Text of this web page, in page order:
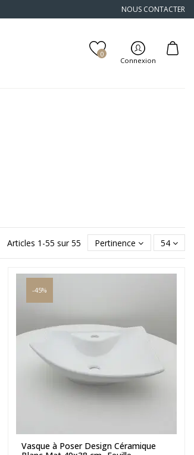
NOUS CONTACTER
0
Connexion
Articles 1-55 sur 55 Pertinence 54
-45%
Vasque à Poser Design Céramique